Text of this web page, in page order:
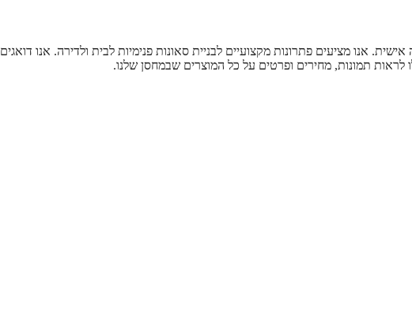
אנו מציעים פתרונות מקצועיים לבניית סאונות פנימיות לבית ולדירה. אנו דואגים
לראות תמונות, מחירים ופרטים על כל המוצרים שבמחסן שלנו.